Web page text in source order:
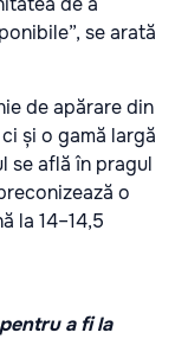
se arată
de apărare din
și o gamă largă
se află în pragul
o
la 14–14,5
a fi la